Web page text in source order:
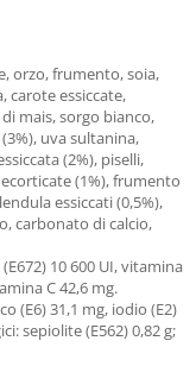
orzo, frumento, soia,
carote essiccate,
mais, sorgo bianco,
uva sultanina,
(2%), piselli,
(1%), frumento
essiccati (0,5%),
carbonato di calcio,
10 600 UI, vitamina
C 42,6 mg.
(E6) 31,1 mg, iodio (E2)
sepiolite (E562) 0,82 g;